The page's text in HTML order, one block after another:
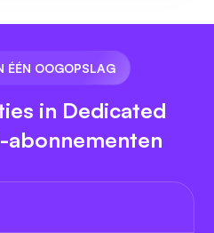
ÉÉN OOGOPSLAG
in Dedicated
abonnementen